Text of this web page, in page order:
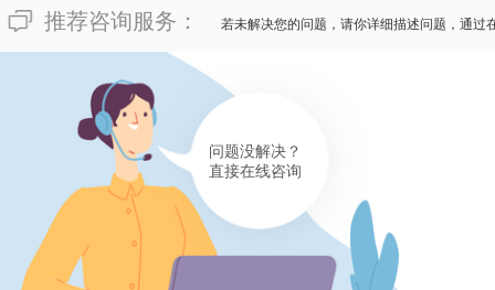
推荐咨询服务： 若未解决您的问题，请你详细描述问题，通过
问题没解决？
直接在线咨询